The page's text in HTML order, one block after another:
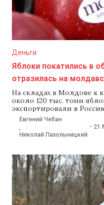
Деньги
Яблоки покатились в
отразилась на
На складах в Молдове к
около 120 тыс. тонн
экспортировали в
Украину традиционный
невозможен. NM
как сейчас они
выросла стоимость
Евгений Чебан
Николай Пахольницкий
- 21